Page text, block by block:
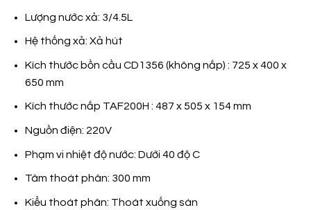
Lượng nước xả: 3/4.5L
Hệ thống xả: Xả hút
Kích thước bồn cầu CD1356 (không nắp) : 725 x 400 x
650 mm
Kích thước nắp TAF200H : 487 x 505 x 154 mm
Nguồn điện: 220V
Phạm vi nhiệt độ nước: Dưới 40 độ C
Tâm thoát phân: 300 mm
Kiểu thoát phân: Thoát xuống sàn